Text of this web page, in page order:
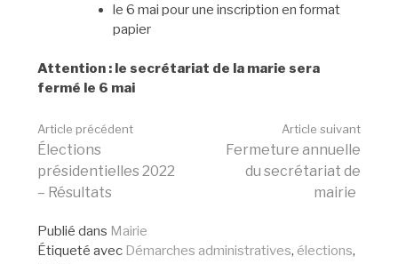
le 6 mai pour une inscription en format
papier
Attention : le secrétariat de la marie sera
fermé le 6 mai
Lire
la
Article précédent
Élections
présidentielles 2022
– Résultats
Article suivant
Fermeture annuelle
du secrétariat de
mairie
Publié dans Mairie
Étiqueté avec Démarches administratives, élections,